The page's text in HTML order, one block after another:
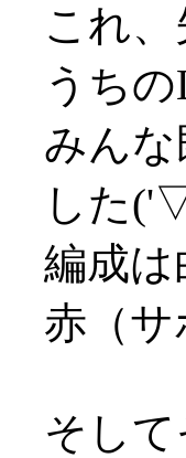
これ
うち
みん
した
編成は
赤（
そし